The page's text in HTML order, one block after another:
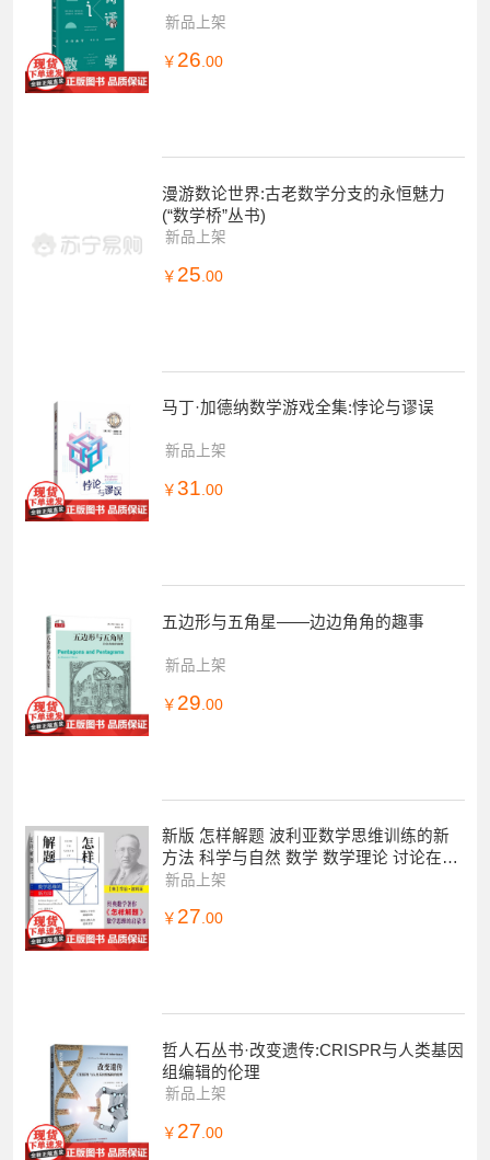
新品上架
￥ 26.00
漫游数论世界:古老数学分支的永恒魅力
(“数学桥”丛书)
新品上架
￥ 25 .00
马丁·加德纳数学游戏全集:悖论与谬误
新品上架
￥ 31.00
五边形与五角星——边边角角的趣事
新品上架
￥ 29 .00
新版 怎样解题 波利亚数学思维训练的新
方法 科学与自然 数学 数学理论 讨论在数
学中的发明和发现的方法和规律
新品上架
￥ 27.00
哲人石丛书·改变遗传:CRISPR与人类基因
组编辑的伦理
新品上架
￥ 27.00